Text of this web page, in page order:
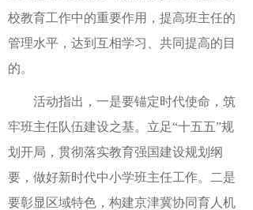
校教育工作中的重要作用，提高班主任的
管理水平，达到互相学习、共同提高的目
的。
活动指出，一是要锚定时代使命，筑
牢班主任队伍建设之基。立足“十五五”规
划开局，贯彻落实教育强国建设规划纲
要，做好新时代中小学班主任工作。二是
要彰显区域特色，构建京津冀协同育人机